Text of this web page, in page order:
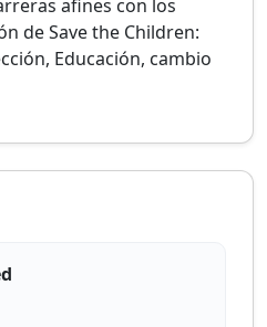
afines con los
de Save the Children:
Educación, cambio